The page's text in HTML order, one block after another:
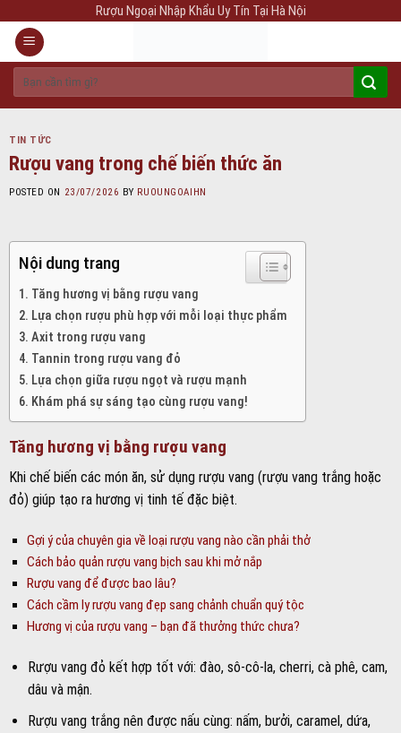
content
Rượu Ngoại Nhập Khẩu Uy Tín Tại Hà Nội
kiếm:
TIN TỨC
Rượu vang trong chế biến thức ăn
POSTED ON 23/07/2026 BY RUOUNGOAIHN
Nội dung trang
Tăng hương vị bằng rượu vang
Lựa chọn rượu phù hợp với mỗi loại thực phẩm
Axit trong rượu vang
Tannin trong rượu vang đỏ
Lựa chọn giữa rượu ngọt và rượu mạnh
Khám phá sự sáng tạo cùng rượu vang!
Tăng hương vị bằng rượu vang
Khi chế biến các món ăn, sử dụng rượu vang (rượu vang trắng hoặc
đỏ) giúp tạo ra hương vị tinh tế đặc biệt.
Gợi ý của chuyên gia về loại rượu vang nào cần phải thở
Cách bảo quản rượu vang bịch sau khi mở nắp
Rượu vang để được bao lâu?
Cách cầm ly rượu vang đẹp sang chảnh chuẩn quý tộc
Hương vị của rượu vang – bạn đã thưởng thức chưa?
Rượu vang đỏ kết hợp tốt với: đào, sô-cô-la, cherri, cà phê, cam,
dâu và mận.
Rượu vang trắng nên được nấu cùng: nấm, bưởi, caramel, dứa,